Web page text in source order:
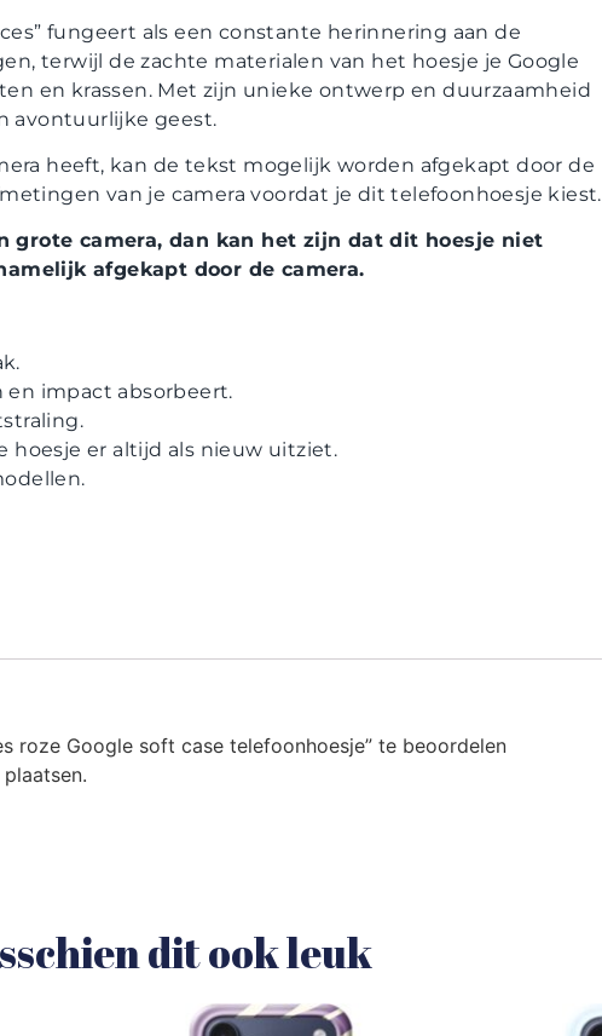
fungeert als een constante herinnering aan de
terwijl de zachte materialen van het hoesje je Google
en krassen. Met zijn unieke ontwerp en duurzaamheid
avontuurlijke geest.
heeft, kan de tekst mogelijk worden afgekapt door de
van je camera voordat je dit telefoonhoesje kiest.
grote camera, dan kan het zijn dat dit hoesje niet
afgekapt door de camera.
en impact absorbeert.
hoesje er altijd als nieuw uitziet.
roze Google soft case telefoonhoesje” te beoordelen
dit ook leuk